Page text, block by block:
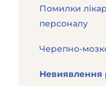
Помилки
персоналу
Черепно-
Невиявлення